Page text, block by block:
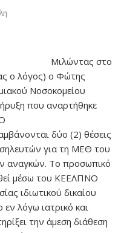
Μιλώντας στο
ο λόγος) ο Φώτης
Νοσοκομείου
που αναρτήθηκε
δύο (2) θέσεις
για τη ΜΕΘ του
αναγκών. Το προσωπικό
μέσω του ΚΕΕΛΠΝΟ
ιδιωτικού δικαίου
λόγω ιατρικό και
την άμεση διάθεση